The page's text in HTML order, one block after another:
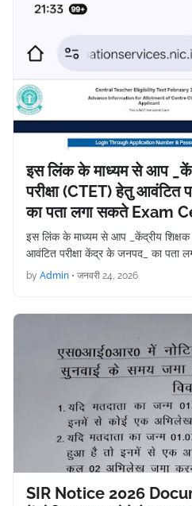
इस लिंक के माध्यम से आप
परीक्षा (CTET) हेतु आवंटित
का पता लगा सकते Exam
इस लिंक के माध्यम से आप _केंद्रीय शिक्षक
आवंटित परीक्षा केंद्र के जनपद_ का पता
by Admin • जनवरी 24, 2026
SIR Notice 2026